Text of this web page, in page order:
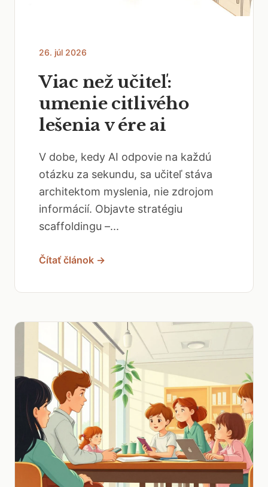
26. júl 2026
Viac než učiteľ:
umenie citlivého
lešenia v ére ai
V dobe, kedy AI odpovie na každú
otázku za sekundu, sa učiteľ stáva
architektom myslenia, nie zdrojom
informácií. Objavte stratégiu
scaffoldingu –...
Čítať článok →